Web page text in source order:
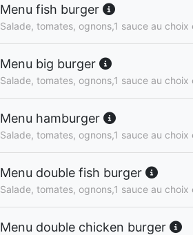
Menu fish burger
Salade, tomates, ognons,1 sauce au
Menu big burger
Salade, tomates, ognons,1 sauce au
Menu hamburger
Salade, tomates, ognons,1 sauce au
Menu double fish burger
Salade, tomates, ognons,1 sauce au
Menu double chicken burger